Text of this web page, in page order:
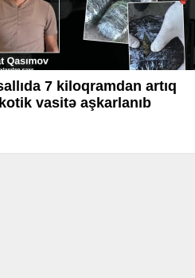
7 kiloqramdan artıq
vasitə aşkarlanıb